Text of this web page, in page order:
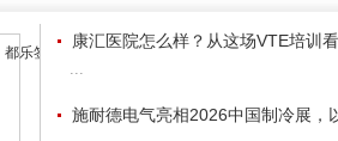
康汇医院怎么样？从这场VTE培训
...
施耐德电气亮相2026中国制冷展，